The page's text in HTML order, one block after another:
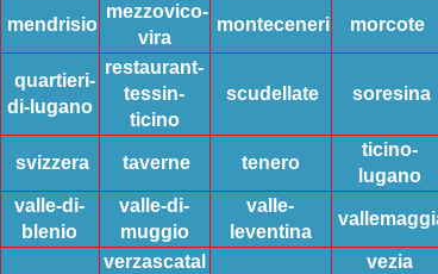
mendrisio
mezzovico-
vira
monteceneri morcote
quartieri-
di-lugano
restaurant-
tessin-
ticino
scudellate soresina
svizzera taverne tenero
ticino-
lugano
valle-di-
blenio
valle-di-
muggio
valle-
leventina
verzascatal
vezia